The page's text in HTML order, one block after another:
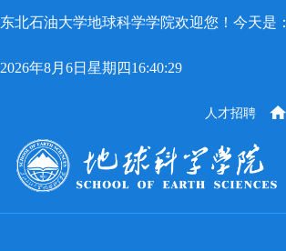
东北石油大学地球科学学院欢迎您！今天是：
2026年8月6日星期四16:40:29
人才招聘